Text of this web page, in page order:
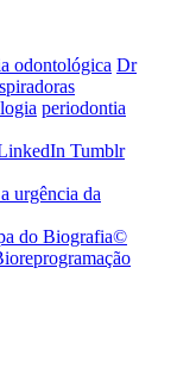
odontológica Dr
periodontia
Tumblr
urgência da
do Biografia©